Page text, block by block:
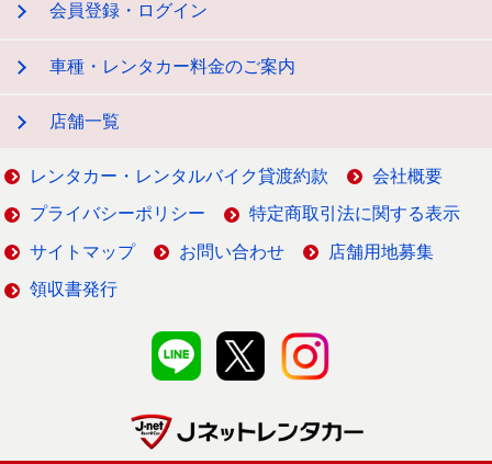
会員登録・ログイン
車種・レンタカー料金のご案内
店舗一覧
レンタカー・レンタルバイク貸渡約款 会社概要
プライバシーポリシー 特定商取引法に関する表示
サイトマップ お問い合わせ 店舗用地募集
領収書発行